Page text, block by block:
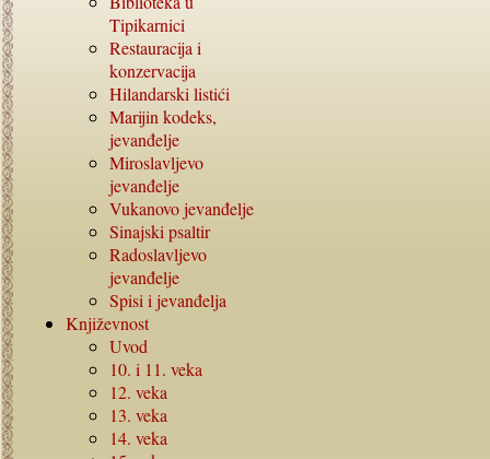
Tipikarnici
Restauracija i
konzervacija
Hilandarski listići
Marijin kodeks,
jevanđelje
Miroslavljevo
jevanđelje
Vukanovo jevanđelje
Sinajski psaltir
Radoslavljevo
jevanđelje
Spisi i jevanđelja
Književnost
Uvod
10. i 11. veka
12. veka
13. veka
14. veka